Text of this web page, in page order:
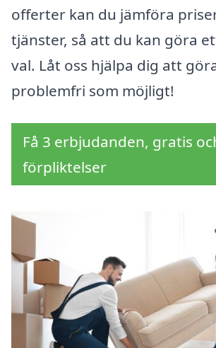
offerter kan du jämföra
tjänster, så att du kan göra
val. Låt oss hjälpa dig att
problemfri som möjligt!
Få 3 erbjudanden, gratis
förpliktelser